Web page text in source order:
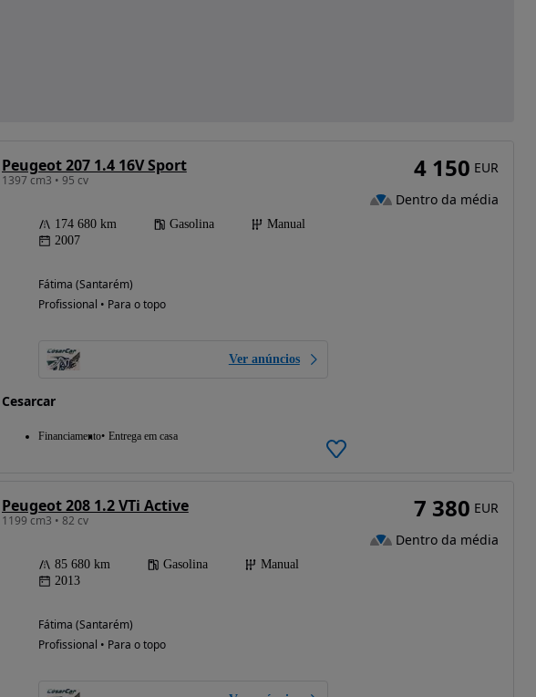
Peugeot 207 1.4 16V Sport
1397 cm3 • 95 cv
174 680 km Gasolina
Manual
2007
Fátima (Santarém)
Profissional • Para o topo
Ver anúncios
Cesarcar
Financiamento Entrega em casa
4 150 EUR
Dentro da média
Peugeot 208 1.2 VTi Active
1199 cm3 • 82 cv
85 680 km Gasolina
Manual
2013
Fátima (Santarém)
Profissional • Para o topo
7 380 EUR
Dentro da média